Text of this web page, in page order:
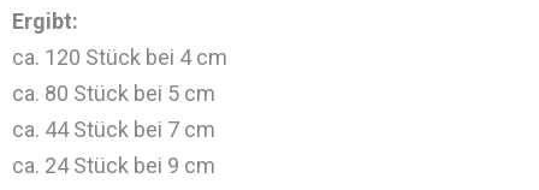
Ergibt:
ca. 120 Stück bei 4 cm
ca. 80 Stück bei 5 cm
ca. 44 Stück bei 7 cm
ca. 24 Stück bei 9 cm